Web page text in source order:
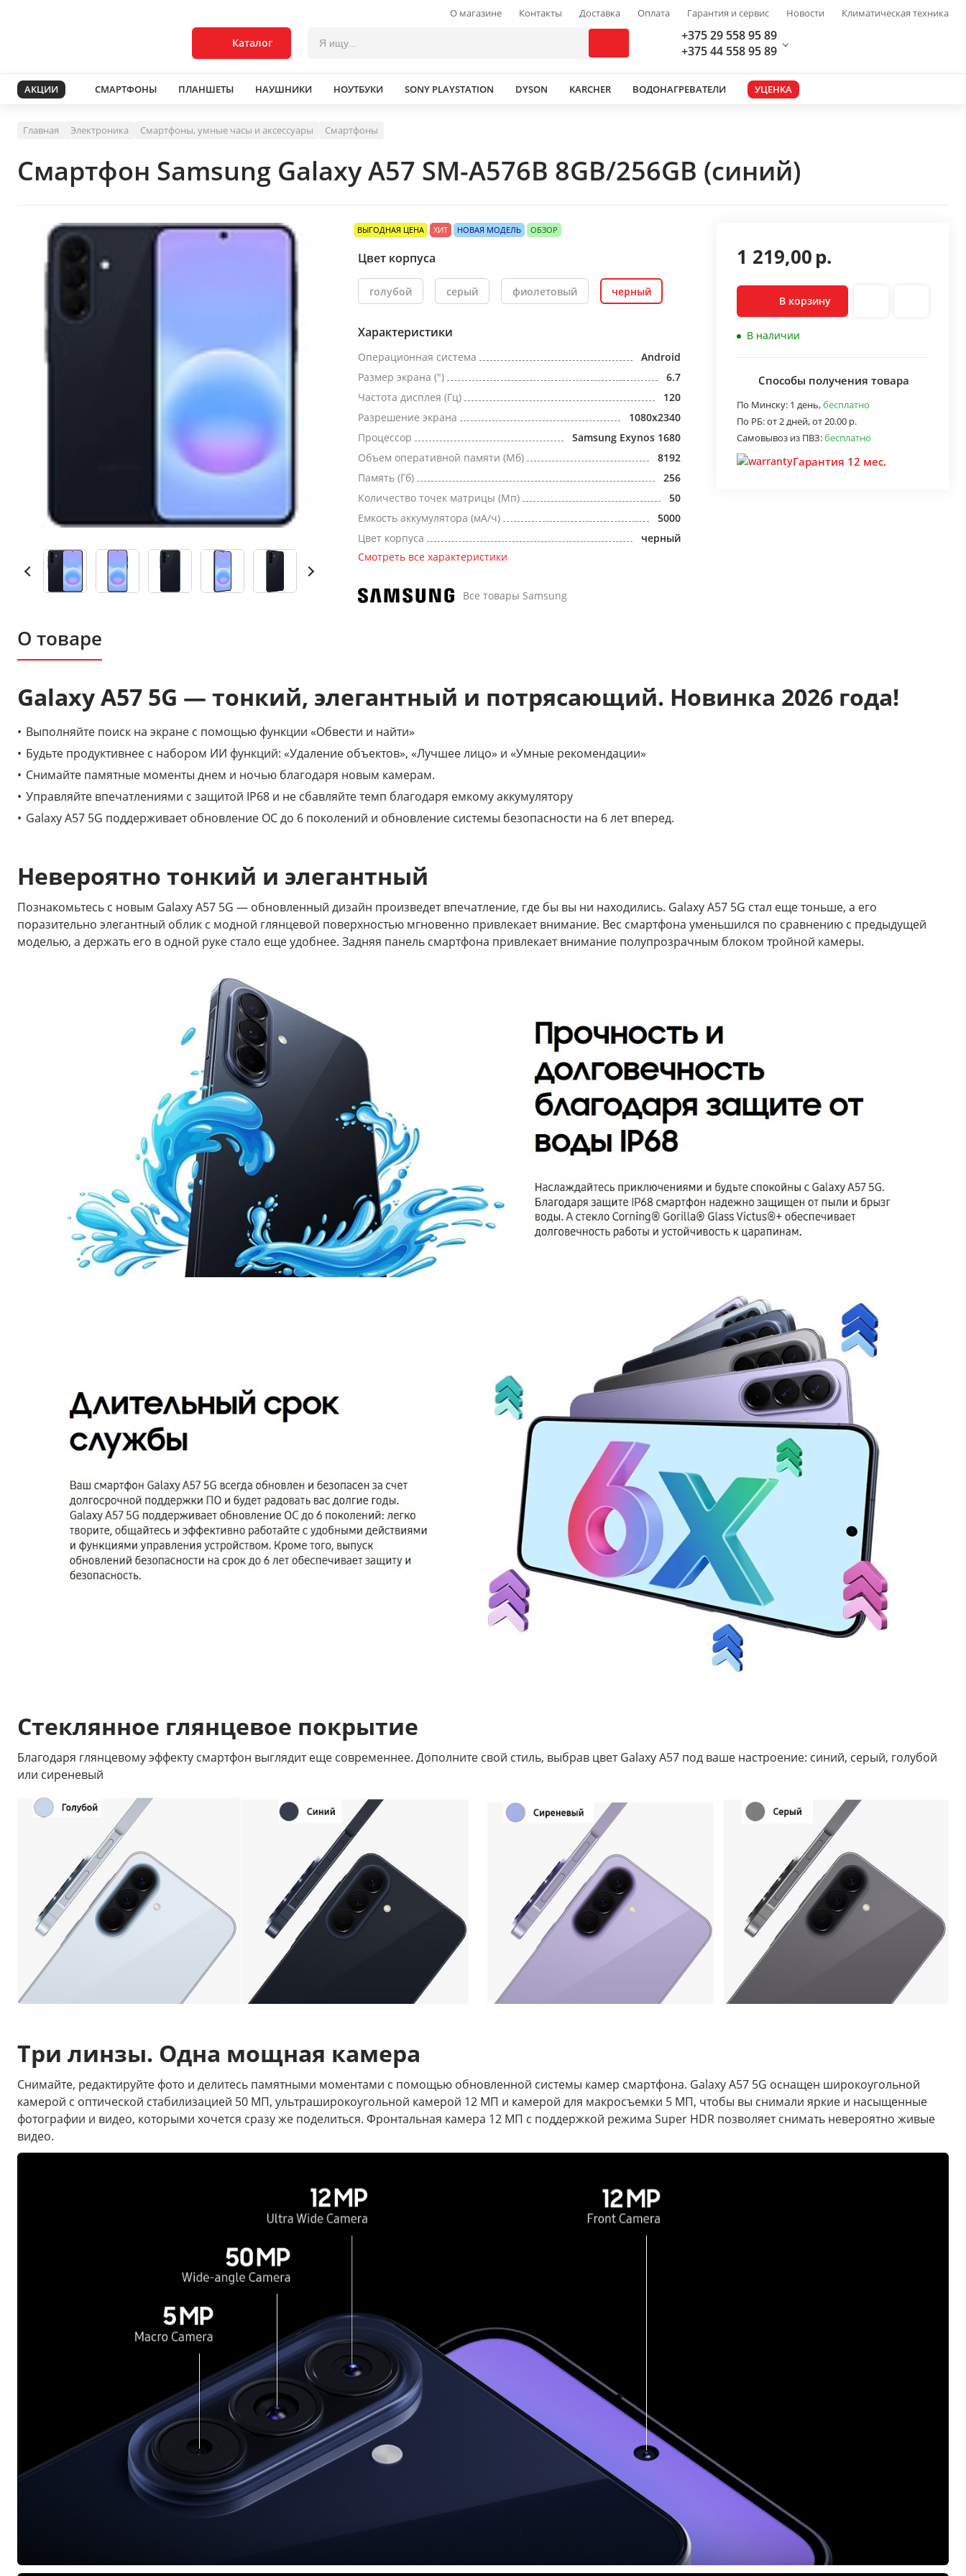
О магазине Контакты Доставка Оплата Гарантия и сервис Новости Климатическая техника
Каталог
+375 29 558 95 89
+375 44 558 95 89
АКЦИИ СМАРТФОНЫ ПЛАНШЕТЫ НАУШНИКИ НОУТБУКИ SONY PLAYSTATION DYSON KARCHER ВОДОНАГРЕВАТЕЛИ УЦЕНКА
Главная Электроника Смартфоны, умные часы и аксессуары Смартфоны
Смартфон Samsung Galaxy A57 SM-A576B 8GB/256GB (синий)
ВЫГОДНАЯ ЦЕНА ХИТ НОВАЯ МОДЕЛЬ ОБЗОР
Цвет корпуса
голубой серый фиолетовый черный
Характеристики
Операционная система
Android
Размер экрана (")
6.7
Частота дисплея (Гц)
120
Разрешение экрана
1080x2340
Процессор
Samsung Exynos 1680
Объем оперативной памяти (Мб)
8192
Память (Гб)
256
Количество точек матрицы (Мп)
50
Емкость аккумулятора (мА/ч)
5000
Цвет корпуса
черный
Смотреть все характеристики
Все товары Samsung
1 219,00р.
В корзину
В наличии
Способы получения товара
По Минску: 1 день,бесплатно
По РБ:от 2 дней,от 20.00 р.
Самовывоз из ПВЗ:бесплатно
Гарантия 12 мес.
О товаре
Galaxy A57 5G — тонкий, элегантный и потрясающий. Новинка 2026 года!
Выполняйте поиск на экране с помощью функции «Обвести и найти»
Будьте продуктивнее с набором ИИ функций: «Удаление объектов», «Лучшее лицо» и «Умные рекомендации»
Снимайте памятные моменты днем и ночью благодаря новым камерам.
Управляйте впечатлениями с защитой IP68 и не сбавляйте темп благодаря емкому аккумулятору
Galaxy A57 5G поддерживает обновление ОС до 6 поколений и обновление системы безопасности на 6 лет вперед.
Невероятно тонкий и элегантный
Познакомьтесь с новым Galaxy A57 5G — обновленный дизайн произведет впечатление, где бы вы ни находились. Galaxy A57 5G стал еще тоньше, а его
поразительно элегантный облик с модной глянцевой поверхностью мгновенно привлекает внимание. Вес смартфона уменьшился по сравнению с предыдущей
моделью, а держать его в одной руке стало еще удобнее. Задняя панель смартфона привлекает внимание полупрозрачным блоком тройной камеры.
Стеклянное глянцевое покрытие
Благодаря глянцевому эффекту смартфон выглядит еще современнее. Дополните свой стиль, выбрав цвет Galaxy A57 под ваше настроение: синий, серый, голубой
или сиреневый
Три линзы. Одна мощная камера
Снимайте, редактируйте фото и делитесь памятными моментами с помощью обновленной системы камер смартфона. Galaxy A57 5G оснащен широкоугольной
камерой с оптической стабилизацией 50 МП, ультраширокоугольной камерой 12 МП и камерой для макросъемки 5 МП, чтобы вы снимали яркие и насыщенные
фотографии и видео, которыми хочется сразу же поделиться. Фронтальная камера 12 МП с поддержкой режима Super HDR позволяет снимать невероятно живые
видео.